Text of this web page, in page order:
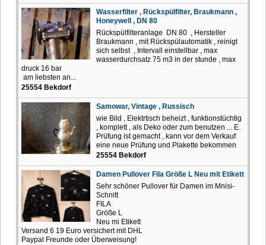
Wasserfilter , Rückspülfilter, Braukmann ,
Honeywell , DN 80
Rückspülfilteranlage DN 80 , Hersteller
Braukmann , mit Rückspülautomatik , reinigt
sich selbst , Intervall einstellbar , max
wasserdurchsatz 75 m3 in der stunde , max
druck 16 bar
am liebsten an...
25554 Bekdorf
Samowar, Vintage , Russisch
wie Bild , Elektrtisch beheizt , funktionstüchtig
, komplett , als Deko oder zum benutzen ... E.
Prüfung ist gemacht , kann vor dem Verkauf
eine neue Prüfung und Plakette bekommen
25554 Bekdorf
Damen Pullover Fila Größe L Neu mit Etikett
Sehr schöner Pullover für Damen im Mnisi-
Schnitt
FILA
Größe L
Neu mi Etikett
Versand 6 19 Euro versichert mit DHL
Paypal Freunde oder Überweisung!